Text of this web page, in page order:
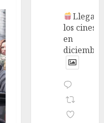
Llega a
los cines
en